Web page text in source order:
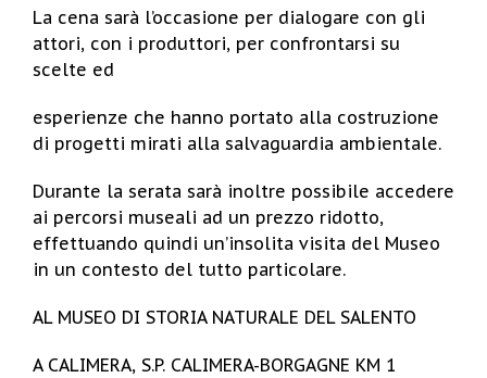
La cena sarà l’occasione per dialogare con gli
attori, con i produttori, per confrontarsi su
scelte ed
esperienze che hanno portato alla costruzione
di progetti mirati alla salvaguardia ambientale.
Durante la serata sarà inoltre possibile accedere
ai percorsi museali ad un prezzo ridotto,
effettuando quindi un’insolita visita del Museo
in un contesto del tutto particolare.
AL MUSEO DI STORIA NATURALE DEL SALENTO
A CALIMERA, S.P. CALIMERA-BORGAGNE KM 1